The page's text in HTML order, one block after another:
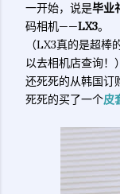
一开始，说是毕业
码相机——LX3。
（LX3真的是超
以去相机店查询！）
还死死的从韩国订
死死的买了一个皮